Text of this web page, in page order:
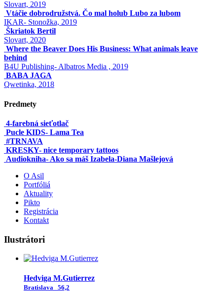
Slovart, 2019
Vtáčie dobrodružstvá. Čo mal holub Lubo za lubom
IKAR- Stonožka, 2019
Škriatok Bertil
Slovart, 2020
Where the Beaver Does His Business: What animals leave
behind
B4U Publishing- Albatros Media , 2019
BABA JAGA
Qwetinka, 2018
Predmety
4-farebná sieťotlač
Pucle KIDS- Lama Tea
#TRNAVA
KRESKY- nice temporary tattoos
Audiokniha- Ako sa máš Izabela-Diana Mašlejová
O Asil
Portfóliá
Aktuality
Pikto
Registrácia
Kontakt
Ilustrátori
Hedviga M.Gutierrez
Bratislava 56,2